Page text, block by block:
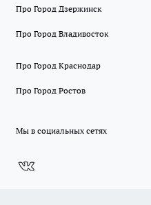
Про Город Дзержинск
Про Город Владивосток
Про Город Краснодар
Про Город Ростов
Мы в социальных сетях